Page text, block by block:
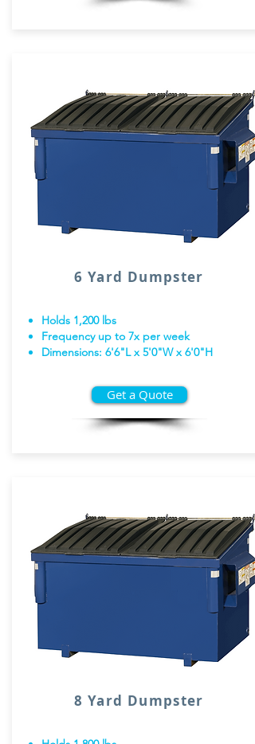
6 Yard Dumpster
Holds 1,200 lbs
Frequency up to 7x per week
Dimensions: 6'6"L x 5'0"W x 6'0"H
Get a Quote
8 Yard Dumpster